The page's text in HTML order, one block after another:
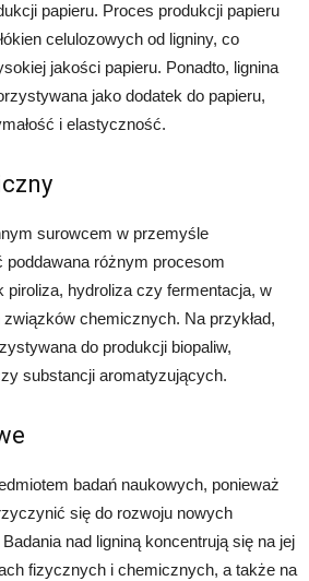
papieru. Proces produkcji papieru
celulozowych od ligniny, co
jakości papieru. Ponadto, lignina
jako dodatek do papieru,
i elastyczność.
surowcem w przemyśle
różnym procesom
piroliza, hydroliza czy fermentacja, w
chemicznych. Na przykład,
do produkcji biopaliw,
substancji aromatyzujących.
badań naukowych, ponieważ
się do rozwoju nowych
nad ligniną koncentrują się na jej
fizycznych i chemicznych, a także na